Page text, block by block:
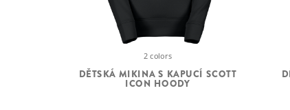
2 colors
DĚTSKÁ MIKINA S KAPUCÍ SCOTT
ICON HOODY